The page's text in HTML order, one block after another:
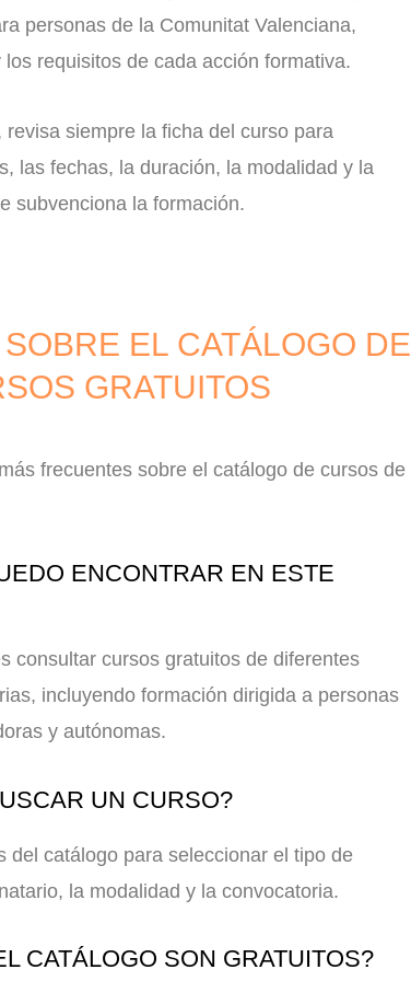
personas de la Comunitat Valenciana,
requisitos de cada acción formativa.
siempre la ficha del curso para
las fechas, la duración, la modalidad y la
subvenciona la formación.
EL CATÁLOGO DE
GRATUITOS
frecuentes sobre el catálogo de cursos de
ENCONTRAR EN ESTE
consultar cursos gratuitos de diferentes
incluyendo formación dirigida a personas
y autónomas.
UN CURSO?
del catálogo para seleccionar el tipo de
la modalidad y la convocatoria.
CATÁLOGO SON GRATUITOS?